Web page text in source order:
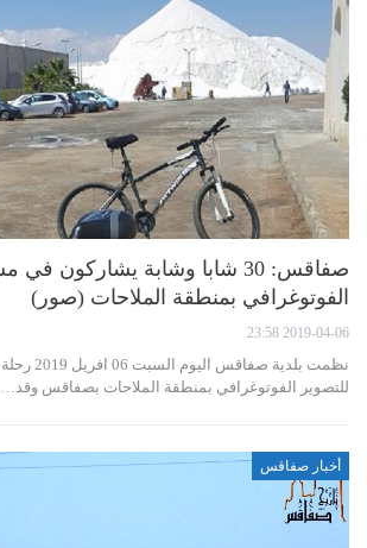
صفاقس: 30 شابا وشابة يشاركون
الفوتوغرافي بمنطقة الملاحات (صور)
2019-04-06 23:58
نظمت بلدية
للتصوير الفوتوغرافي بمنطقة الملاحات بصفاقس وقد…
أخبار صفاقس